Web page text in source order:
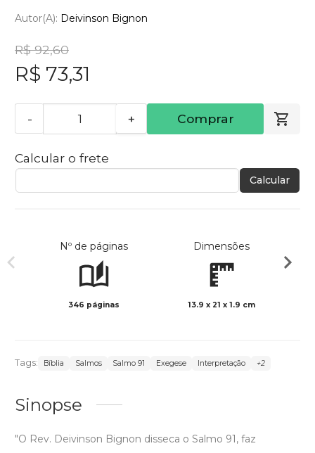
Autor(a): Deivinson Bignon
R$ 92,60
R$ 73,31
- + Comprar
Calcular o frete
Calcular
Nº de páginas
346 páginas
Dimensões
13.9 x 21 x 1.9 cm
Tags: Bíblia Salmos Salmo 91 Exegese Interpretação +2
Sinopse
"O Rev. Deivinson Bignon disseca o Salmo 91, faz